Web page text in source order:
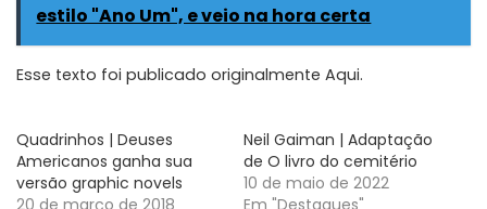
estilo "Ano Um", e veio na hora certa
Esse texto foi publicado originalmente Aqui.
Quadrinhos | Deuses
Americanos ganha sua
versão graphic novels
Neil Gaiman | Adaptação
de O livro do cemitério
10 de maio de 2022